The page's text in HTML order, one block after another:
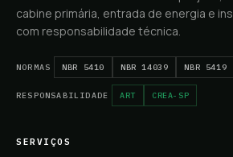
cabine primária, entrada de energia e
com responsabilidade técnica.
NORMAS NBR 5410 NBR 14039 NBR 5419
RESPONSABILIDADE ART CREA-SP
SERVIÇOS